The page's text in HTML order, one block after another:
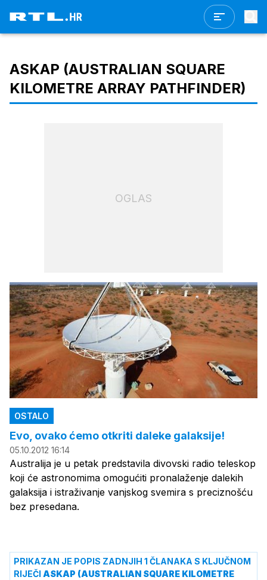
ASKAP (AUSTRALIAN SQUARE
KILOMETRE ARRAY PATHFINDER)
OGLAS
OSTALO
Evo, ovako ćemo otkriti daleke galaksije!
05.10.2012 16:14
Australija je u petak predstavila divovski radio teleskop
koji će astronomima omogućiti pronalaženje dalekih
galaksija i istraživanje vanjskog svemira s preciznošću
bez presedana.
PRIKAZAN JE POPIS ZADNJIH 1 ČLANAKA S KLJUČNOM
RIJEČI ASKAP (AUSTRALIAN SQUARE KILOMETRE